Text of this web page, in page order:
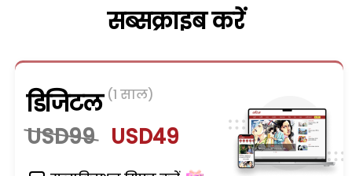
सब्सक्राइब करें
डिजिटल (1 साल)
USD99 USD49